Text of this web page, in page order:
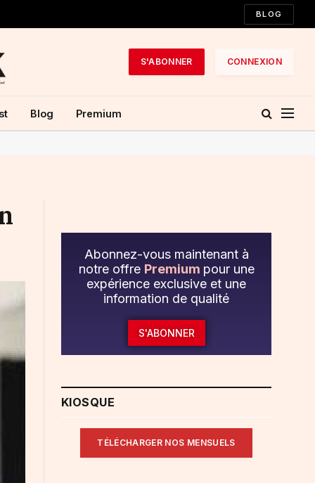
BLOG
S'ABONNER CONNEXION
Blog Premium
Abonnez-vous maintenant à
notre offre Premium pour une
expérience exclusive et une
information de qualité
S'ABONNER
KIOSQUE
TÉLÉCHARGER NOS MENSUELS